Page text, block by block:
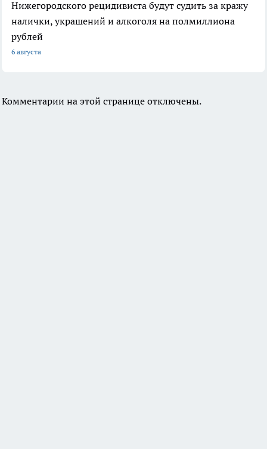
Нижегородского рецидивиста будут судить за кражу
налички, украшений и алкоголя на полмиллиона
рублей
6 августа
Комментарии на этой странице отключены.